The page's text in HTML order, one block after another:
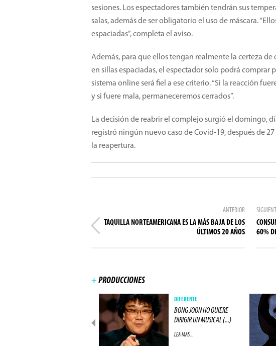
sesiones. Los espectadores también tendrán sus
salas, además de ser obligatorio el uso de máscara.
espaciadas”, completa el aviso.
Además, para que ellos tengan realmente la certeza
en sillas espaciadas, el espectador solo podrá comprar
sistema online será fiel a ese criterio. “Si la reacción
y si fuere mala, permaneceremos cerrados”.
La decisión de reabrir el complejo surgió el domingo,
registró ningún nuevo caso de Covid-19, después de
la reapertura.
ANTERIOR
TAQUILLA NORTEAMERICANA ES LA MÁS BAJA DE LOS
ÚLTIMOS 20 AÑOS
60%
+ PRODUCCIONES
DIFERENTE
BONG JOON HO QUIERE
DIRIGIR UN MUSICAL (...)
LEA MAS...